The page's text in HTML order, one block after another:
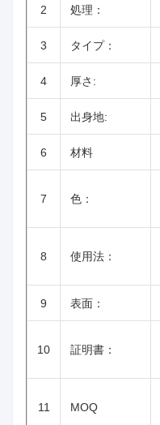
2 処理：
3 タイプ：
4 厚さ:
5 出身地:
6 材料
7 色：
8 使用法：
9 表面：
10 証明書：
11 MOQ